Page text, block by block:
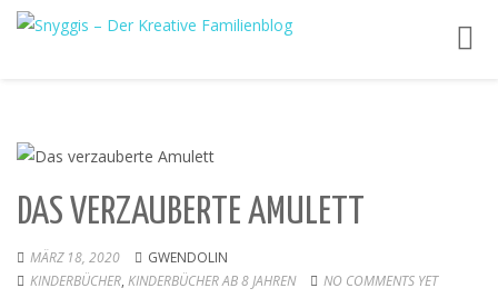
DAS VERZAUBERTE AMULETT
MÄRZ 18, 2020
GWENDOLIN
KINDERBÜCHER, KINDERBÜCHER AB 8 JAHREN NO COMMENTS YET